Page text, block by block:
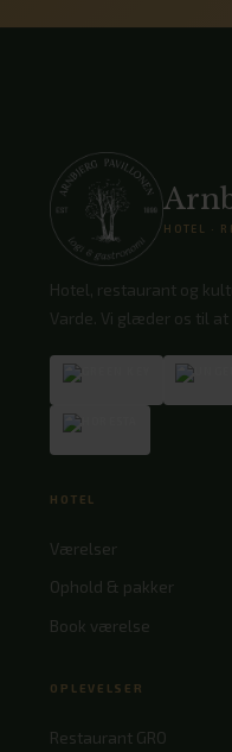
HOTEL ·
Hotel, restaurant og
Varde. Vi glæder os til at
HOTEL
Værelser
Ophold & pakker
Book værelse
OPLEVELSER
Restaurant GRO